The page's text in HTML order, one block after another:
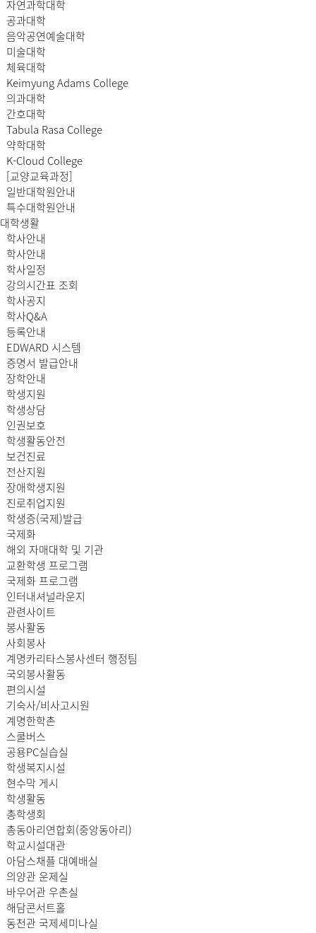
자연과학대학
공과대학
음악공연예술대학
미술대학
체육대학
Keimyung Adams College
의과대학
간호대학
Tabula Rasa College
약학대학
K-Cloud College
[교양교육과정]
일반대학원안내
특수대학원안내
대학생활
학사안내
학사안내
학사일정
강의시간표 조회
학사공지
학사Q&A
등록안내
EDWARD 시스템
증명서 발급안내
장학안내
학생지원
학생상담
인권보호
학생활동안전
보건진료
전산지원
장애학생지원
진로취업지원
학생증(국제)발급
국제화
해외 자매대학 및 기관
교환학생 프로그램
국제화 프로그램
인터내셔널라운지
관련사이트
봉사활동
사회봉사
계명카리타스봉사센터 행정팀
국외봉사활동
편의시설
기숙사/비사고시원
계명한학촌
스쿨버스
공용PC실습실
학생복지시설
현수막 게시
학생활동
총학생회
총동아리연합회(중앙동아리)
학교시설대관
아담스채플 대예배실
의양관 운제실
바우어관 우촌실
해담콘서트홀
동천관 국제세미나실